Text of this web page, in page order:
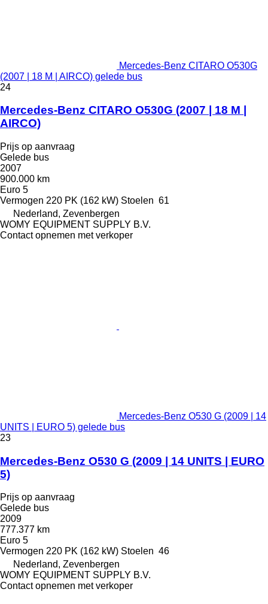
Mercedes-Benz CITARO O530G
(2007 | 18 M | AIRCO) gelede bus
24
Mercedes-Benz CITARO O530G (2007 | 18 M |
AIRCO)
Prijs op aanvraag
Gelede bus
2007
900.000 km
Euro 5
Vermogen 220 PK (162 kW) Stoelen 61
Nederland, Zevenbergen
WOMY EQUIPMENT SUPPLY B.V.
Contact opnemen met verkoper
Mercedes-Benz O530 G (2009 | 14
UNITS | EURO 5) gelede bus
23
Mercedes-Benz O530 G (2009 | 14 UNITS | EURO
5)
Prijs op aanvraag
Gelede bus
2009
777.377 km
Euro 5
Vermogen 220 PK (162 kW) Stoelen 46
Nederland, Zevenbergen
WOMY EQUIPMENT SUPPLY B.V.
Contact opnemen met verkoper